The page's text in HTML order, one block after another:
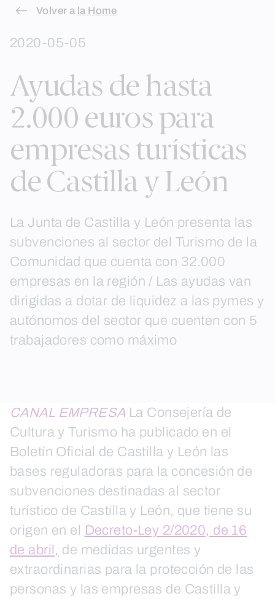
Skip
content
Volver a la Home
2020-05-05
Ayudas de hasta
2.000 euros para
empresas turísticas
de Castilla y León
La Junta de Castilla y León presenta las
subvenciones al sector del Turismo de la
Comunidad que cuenta con 32.000
empresas en la región / Las ayudas van
dirigidas a dotar de liquidez a las pymes y
autónomos del sector que cuenten con 5
trabajadores como máximo
CANAL EMPRESA La Consejería de
Cultura y Turismo ha publicado en el
Boletín Oficial de Castilla y León las
bases reguladoras para la concesión de
subvenciones destinadas al sector
turístico de Castilla y León, que tiene su
origen en el
Decreto-Ley 2/2020, de 16
de abril, de medidas urgentes y
extraordinarias para la protección de las
personas y las empresas de Castilla y